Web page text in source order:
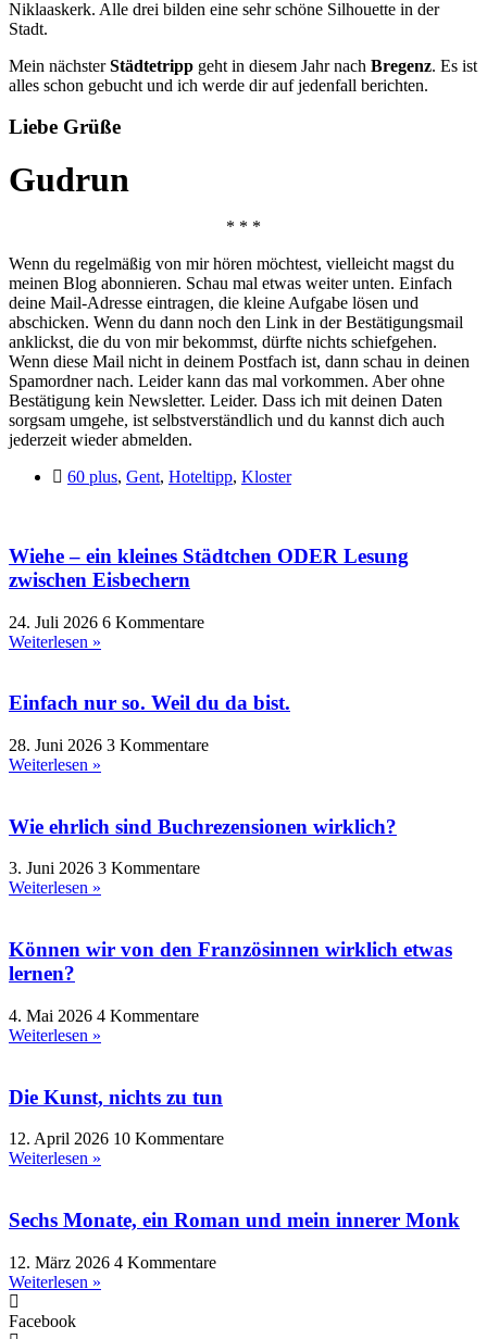
Niklaaskerk. Alle drei bilden eine sehr schöne Silhouette in der
Stadt.
Mein nächsterStädtetripp geht in diesem Jahr nach Bregenz. Es ist
alles schon gebucht und ich werde dir auf jedenfall berichten.
Liebe Grüße
Gudrun
* * *
Wenn du regelmäßig von mir hören möchtest, vielleicht magst du
meinen Blog abonnieren. Schau mal etwas weiter unten. Einfach
deine Mail-Adresse eintragen, die kleine Aufgabe lösen und
abschicken. Wenn du dann noch den Link in der Bestätigungsmail
anklickst, die du von mir bekommst, dürfte nichts schiefgehen.
Wenn diese Mail nicht in deinem Postfach ist, dann schau in deinen
Spamordner nach. Leider kann das mal vorkommen. Aber ohne
Bestätigung kein Newsletter. Leider. Dass ich mit deinen Daten
sorgsam umgehe, ist selbstverständlich und du kannst dich auch
jederzeit wieder abmelden.
60 plus, Gent, Hoteltipp, Kloster
Wiehe – ein kleines Städtchen ODER Lesung
zwischen Eisbechern
24. Juli 2026 6 Kommentare
Weiterlesen »
Einfach nur so. Weil du da bist.
28. Juni 2026 3 Kommentare
Weiterlesen »
Wie ehrlich sind Buchrezensionen wirklich?
3. Juni 2026 3 Kommentare
Weiterlesen »
Können wir von den Französinnen wirklich etwas
lernen?
4. Mai 2026 4 Kommentare
Weiterlesen »
Die Kunst, nichts zu tun
12. April 2026 10 Kommentare
Weiterlesen »
Sechs Monate, ein Roman und mein innerer Monk
12. März 2026 4 Kommentare
Weiterlesen »
Facebook